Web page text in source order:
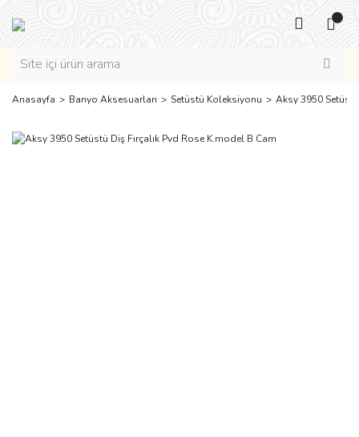
Anasayfa Banyo Aksesuarları Setüstü Koleksiyonu Aksy 3950